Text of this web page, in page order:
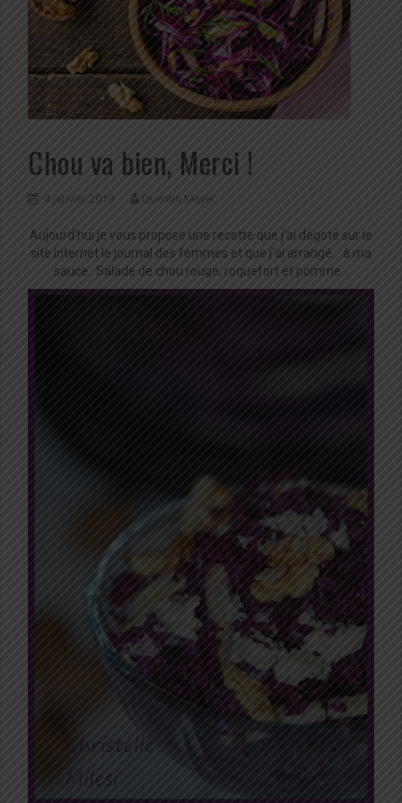
Chou va bien, Merci !
4 janvier 2019 Quentin Mayet
Aujourd’hui je vous propose une recette que j’ai dégoté sur le
site internet le journal des femmes et que j’ai arrangé… à ma
sauce : Salade de chou rouge, roquefort et pomme…